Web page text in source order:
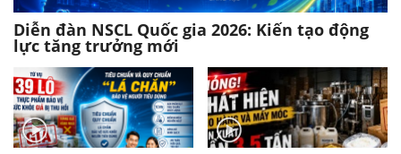
Diễn đàn NSCL Quốc gia 2026: Kiến tạo động
lực tăng trưởng mới